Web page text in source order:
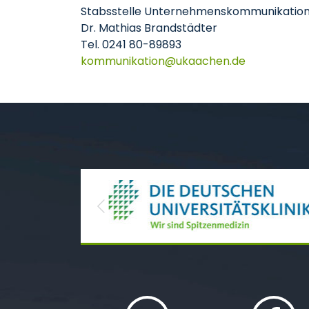
Stabsstelle
Dr. Mathias Brandstädter
Tel. 0241 80-89893
kommunikation
ukaachende
Previous